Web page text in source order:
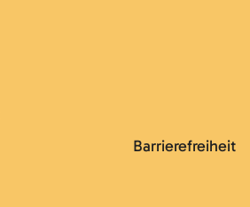
Barrierefreiheit